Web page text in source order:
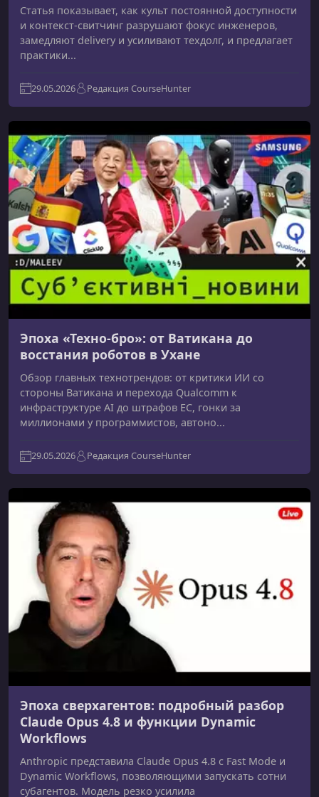
Статья показывает, как культ постоянной доступности
и контекст‑свитчинг разрушают фокус инженеров,
замедляют delivery и усиливают техдолг, и предлагает
практики...
29.05.2026 Редакция CourseHunter
Эпоха «Техно-бро»: от Ватикана до
восстания роботов в Ухане
Обзор главных технотрендов: от критики ИИ со
стороны Ватикана и перехода Qualcomm к
инфраструктуре AI до штрафов ЕС, гонки за
миллионами у программистов, автоно...
29.05.2026 Редакция CourseHunter
Эпоха сверхагентов: подробный разбор
Claude Opus 4.8 и функции Dynamic
Workflows
Anthropic представила Claude Opus 4.8 с Fast Mode и
Dynamic Workflows, позволяющими запускать сотни
субагентов. Модель резко усилила